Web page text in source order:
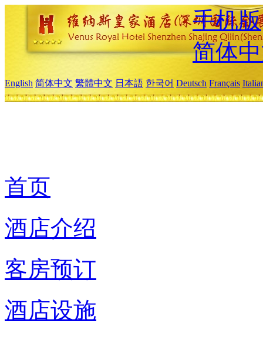
手机版
简体
English 简体中文 繁體中文 日本語 한국어 Deutsch Français
首页
酒店介绍
客房预订
酒店设施